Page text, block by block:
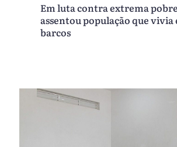
Em luta contra extrema
assentou população que vivia
barcos